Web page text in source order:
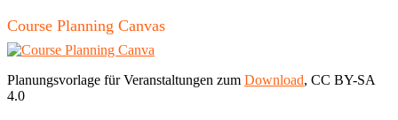
Course Planning Canvas
Planungsvorlage für Veranstaltungen zum Download, CC BY-SA
4.0